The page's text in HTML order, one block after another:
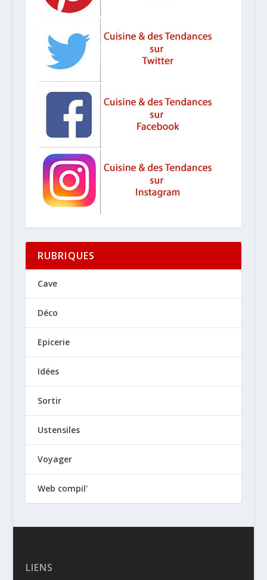
RUBRIQUES
Cave
Déco
Epicerie
Idées
Sortir
Ustensiles
Voyager
Web compil'
LIENS